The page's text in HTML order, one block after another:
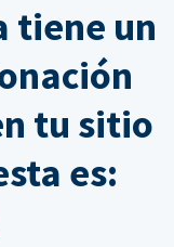
tiene un
tu sitio
es: